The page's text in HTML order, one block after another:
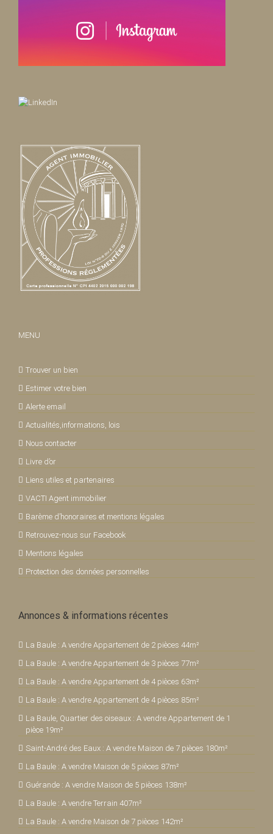
MENU
Trouver un bien
Estimer votre bien
Alerte email
Actualités,informations, lois
Nous contacter
Livre d’or
Liens utiles et partenaires
VACTI Agent immobilier
Barème d’honoraires et mentions légales
Retrouvez-nous sur Facebook
Mentions légales
Protection des données personnelles
Annonces & informations récentes
La Baule : A vendre Appartement de 2 pièces 44m²
La Baule : A vendre Appartement de 3 pièces 77m²
La Baule : A vendre Appartement de 4 pièces 63m²
La Baule : A vendre Appartement de 4 pièces 85m²
La Baule, Quartier des oiseaux : A vendre Appartement de 1
pièce 19m²
Saint-André des Eaux : A vendre Maison de 7 pièces 180m²
La Baule : A vendre Maison de 5 pièces 87m²
Guérande : A vendre Maison de 5 pièces 138m²
La Baule : A vendre Terrain 407m²
La Baule : A vendre Maison de 7 pièces 142m²